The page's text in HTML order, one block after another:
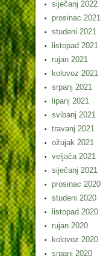
siječanj 2022
prosinac 2021
studeni 2021
listopad 2021
rujan 2021
kolovoz 2021
srpanj 2021
lipanj 2021
svibanj 2021
travanj 2021
ožujak 2021
veljača 2021
siječanj 2021
prosinac 2020
studeni 2020
listopad 2020
rujan 2020
kolovoz 2020
srpanj 2020